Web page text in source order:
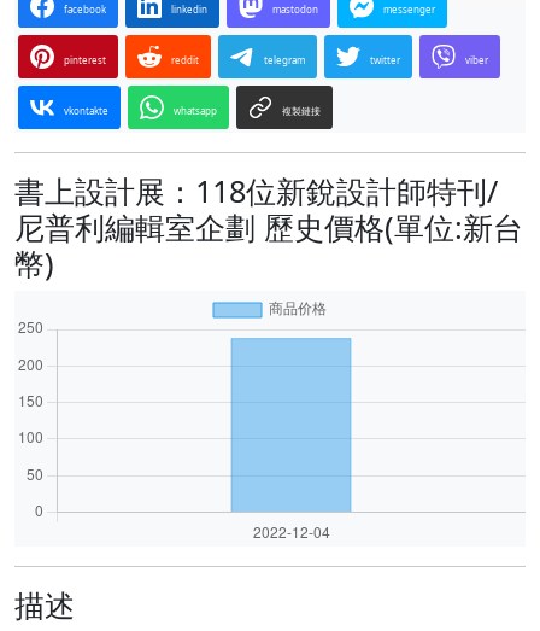
facebook linkedin mastodon messenger
pinterest reddit telegram twitter viber
vkontakte whatsapp 複製鏈接
書上設計展：118位新銳設計師特刊/
尼普利編輯室企劃 歷史價格(單位:新台
幣)
描述